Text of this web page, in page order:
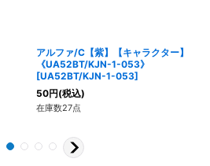
アルファ/C【紫】【キャラクター】
《UA52BT/KJN-1-053》
[UA52BT/KJN-1-053]
50円(税込)
在庫数27点